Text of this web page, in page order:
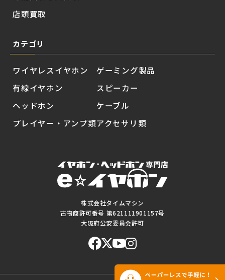
株式会社タイムマシン
古物商許可番号 第621111901157号
大阪府公安委員会許可
店頭買取
カテゴリ
ワイヤレスイヤホン
有線イヤホン
ヘッドホン
プレイヤー・アンプ類
ゲーミング製品
スピーカー
ケーブル
アクセサリ類